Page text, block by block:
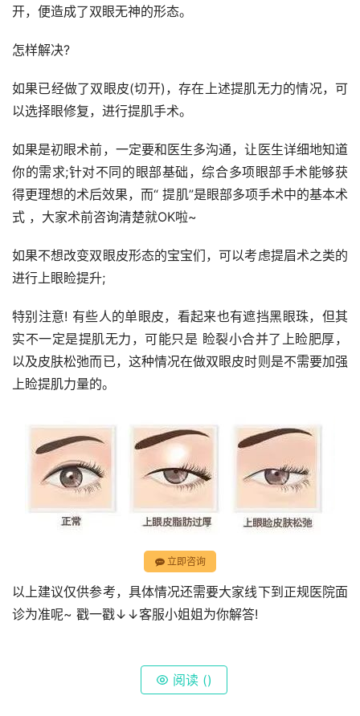
开，便造成了双眼无神的形态。
怎样解决?
如果已经做了双眼皮(切开)，存在上述提肌无力的情况，可
以选择眼修复，进行提肌手术。
如果是初眼术前，一定要和医生多沟通，让医生详细地知道
你的需求;针对不同的眼部基础，综合多项眼部手术能够获
得更理想的术后效果，而“ 提肌”是眼部多项手术中的基本术
式 ，大家术前咨询清楚就OK啦~
如果不想改变双眼皮形态的宝宝们，可以考虑提眉术之类的
进行上眼睑提升;
特别注意! 有些人的单眼皮，看起来也有遮挡黑眼珠，但其
实不一定是提肌无力，可能只是 睑裂小合并了上睑肥厚，
以及皮肤松弛而已，这种情况在做双眼皮时则是不需要加强
上睑提肌力量的。
立即咨询
以上建议仅供参考，具体情况还需要大家线下到正规医院面
诊为准呢~ 戳一戳↓↓客服小姐姐为你解答!
阅读 ()